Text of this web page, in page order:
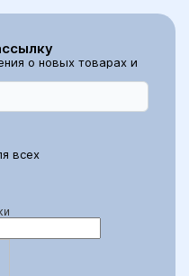
о новых товарах и
всех